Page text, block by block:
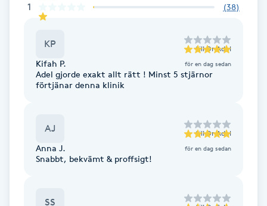
Fransar
Fransborttagning
Fransfärgning
Fransförlängning Megavolym
1 (38)
KP till Dr Adel
Kifah P. för en dag sedan
Adel gjorde exakt allt rätt ! Minst 5 stjärnor
förtjänar denna klinik
AJ till Dr Adel
Anna J. för en dag sedan
Snabbt, bekvämt & proffsigt!
SS